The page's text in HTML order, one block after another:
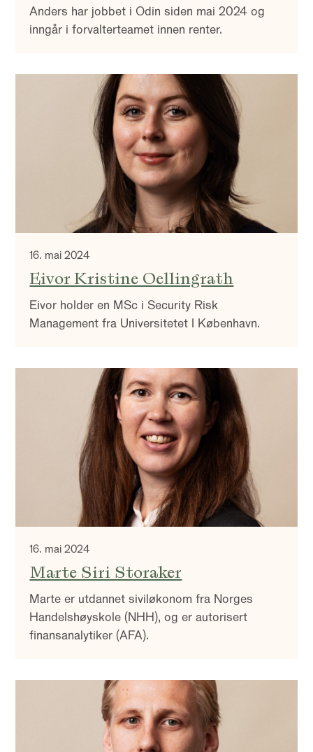
Anders har jobbet i Odin siden mai 2024 og
inngår i forvalterteamet innen renter.
16. mai 2024
Eivor Kristine Oellingrath
Eivor holder en MSc i Security Risk
Management fra Universitetet I København.
16. mai 2024
Marte Siri Storaker
Marte er utdannet siviløkonom fra Norges
Handelshøyskole (NHH), og er autorisert
finansanalytiker (AFA).